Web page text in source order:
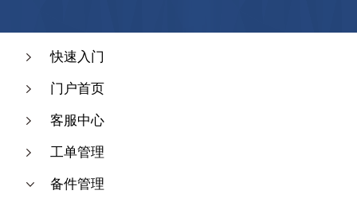
快速入门
门户首页
客服中心
工单管理
备件管理